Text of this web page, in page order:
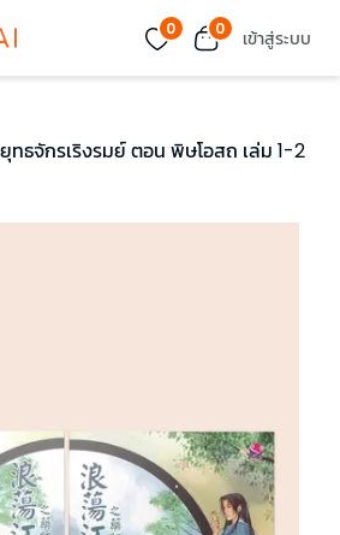
0 0 เข้าสู่ระบบ
ยุทธจักรเริงรมย์ ตอน พิษโอสถ เล่ม 1-2